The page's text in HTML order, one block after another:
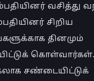
வசித்து
சிறிய
தினமும்
சண்டையிட்டுக்